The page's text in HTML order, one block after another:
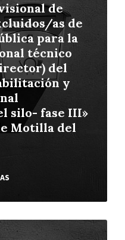
de
as de
para la
técnico
del
y
silo- fase III»
Motilla del